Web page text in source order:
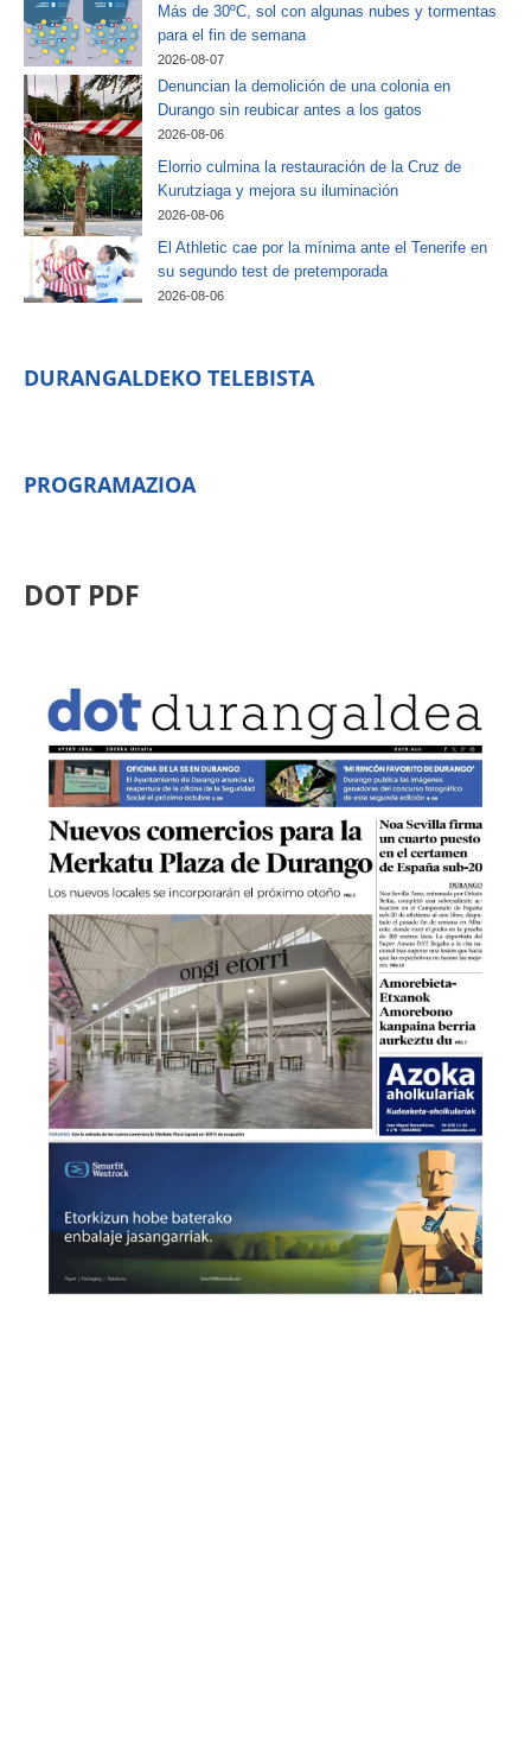
Más de 30ºC, sol con algunas nubes y tormentas
para el fin de semana
2026-08-07
Denuncian la demolición de una colonia en
Durango sin reubicar antes a los gatos
2026-08-06
Elorrio culmina la restauración de la Cruz de
Kurutziaga y mejora su iluminación
2026-08-06
El Athletic cae por la mínima ante el Tenerife en
su segundo test de pretemporada
2026-08-06
DURANGALDEKO TELEBISTA
PROGRAMAZIOA
DOT PDF